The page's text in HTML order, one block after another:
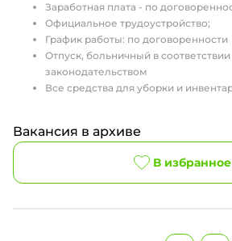
Заработная плата - по
Официальное трудоустройство;
График работы: по договоренности
Отпуск, больничный в
законодательством
Все средства для уборки и
Вакансия в архиве
В избранное